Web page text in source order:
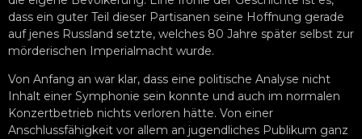
dass ein guter Teil dieser Partisanen seine Hoffnung gerade
auf jenes Russland setzte, welches 80 Jahre später selbst zur
mörderischen Imperialmacht wurde.
Von Anfang an war klar, dass eine politische Analyse nicht
Inhalt einer Symphonie sein konnte und auch im normalen
Konzertbetrieb nichts verloren hätte. Von einer
Anschlussfähigkeit vor allem an jugendliches Publikum ganz